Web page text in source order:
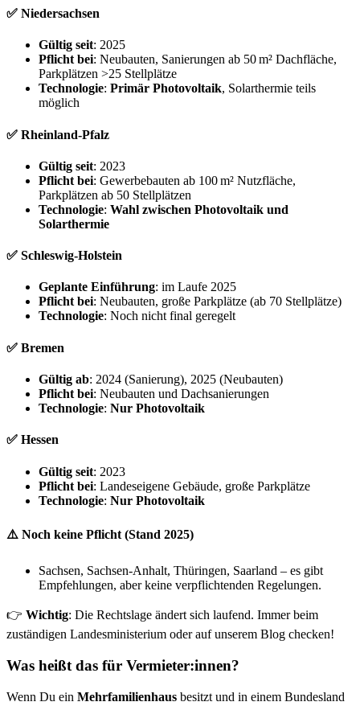
✅ Niedersachsen
Gültig seit: 2025
Pflicht bei: Neubauten, Sanierungen ab 50 m² Dachfläche,
Parkplätzen >25 Stellplätze
Technologie: Primär Photovoltaik, Solarthermie teils
möglich
✅ Rheinland-Pfalz
Gültig seit: 2023
Pflicht bei: Gewerbebauten ab 100 m² Nutzfläche,
Parkplätzen ab 50 Stellplätzen
Technologie: Wahl zwischen Photovoltaik und
Solarthermie
✅ Schleswig-Holstein
Geplante Einführung: im Laufe 2025
Pflicht bei: Neubauten, große Parkplätze (ab 70 Stellplätze)
Technologie: Noch nicht final geregelt
✅ Bremen
Gültig ab: 2024 (Sanierung), 2025 (Neubauten)
Pflicht bei: Neubauten und Dachsanierungen
Technologie: Nur Photovoltaik
✅ Hessen
Gültig seit: 2023
Pflicht bei: Landeseigene Gebäude, große Parkplätze
Technologie: Nur Photovoltaik
⚠️ Noch keine Pflicht (Stand 2025)
Sachsen, Sachsen-Anhalt, Thüringen, Saarland – es gibt
Empfehlungen, aber keine verpflichtenden Regelungen.
👉 Wichtig: Die Rechtslage ändert sich laufend. Immer beim
zuständigen Landesministerium oder auf unserem Blog checken!
Was heißt das für Vermieter:innen?
Wenn Du ein Mehrfamilienhaus besitzt und in einem Bundesland